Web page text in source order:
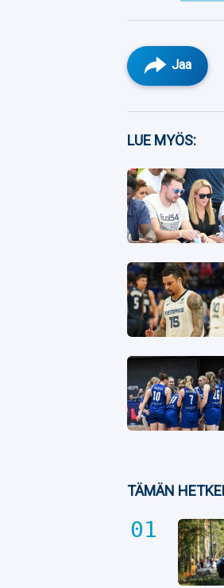
Jaa
Whatsapp
LUE MYÖS:
TÄMÄN